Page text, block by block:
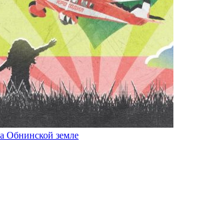
Обнинской земле